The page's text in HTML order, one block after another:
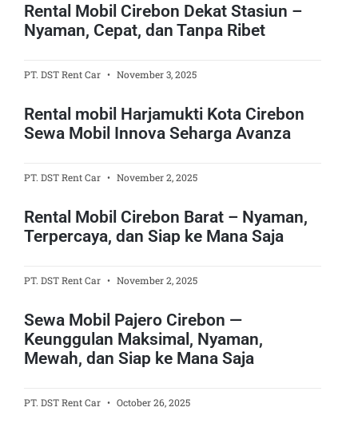
Rental Mobil Cirebon Dekat Stasiun –
Nyaman, Cepat, dan Tanpa Ribet
PT. DST Rent Car November 3, 2025
Rental mobil Harjamukti Kota Cirebon
Sewa Mobil Innova Seharga Avanza
PT. DST Rent Car November 2, 2025
Rental Mobil Cirebon Barat – Nyaman,
Terpercaya, dan Siap ke Mana Saja
PT. DST Rent Car November 2, 2025
Sewa Mobil Pajero Cirebon —
Keunggulan Maksimal, Nyaman,
Mewah, dan Siap ke Mana Saja
PT. DST Rent Car October 26, 2025